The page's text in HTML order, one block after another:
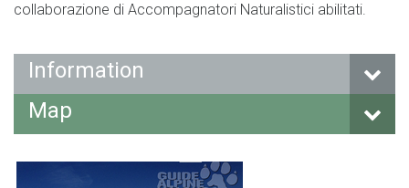
collaborazione di Accompagnatori Naturalistici abilitati.
Information
Map